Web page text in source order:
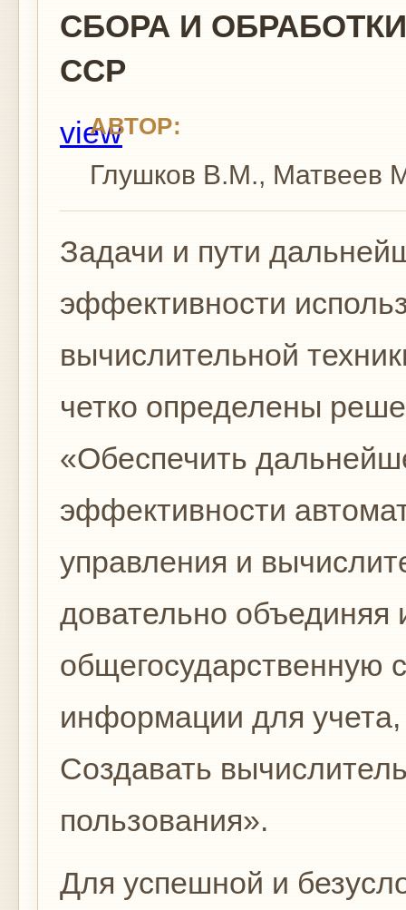
СБОРА И
ССР
АВТОР:
Глушков В.М., Матвеев
Задачи и пути
эффективности
вычислительной
четко определены
«Обеспечить
эффективности
управления и
довательно объединяя
общегосударственную
информации для
Создавать
пользования».
Для успешной и
view